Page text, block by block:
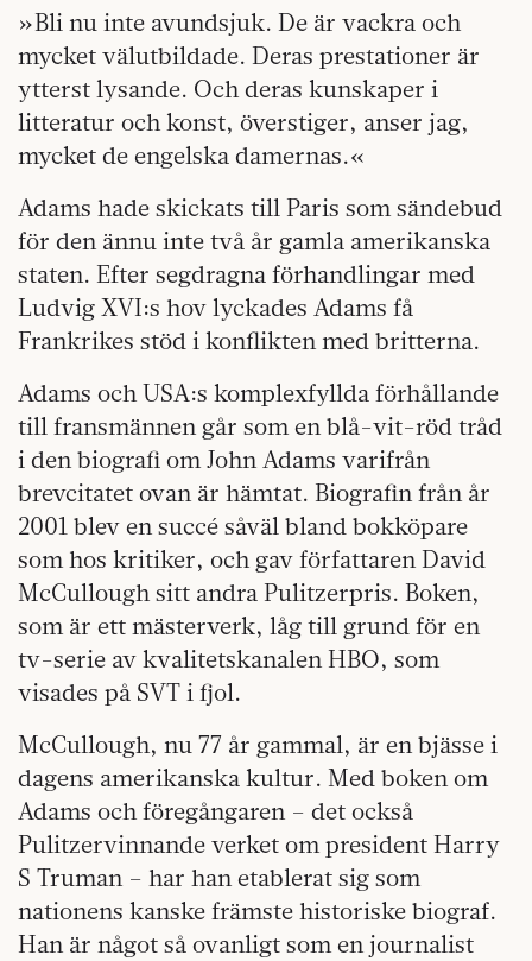
»Bli nu inte avundsjuk. De är vackra och
mycket välutbildade. Deras prestationer är
ytterst lysande. Och deras kunskaper i
litteratur och konst, överstiger, anser jag,
mycket de engelska damernas.«
Adams hade skickats till Paris som sändebud
för den ännu inte två år gamla amerikanska
staten. Efter segdragna förhandlingar med
Ludvig XVI:s hov lyckades Adams få
Frankrikes stöd i konflikten med britterna.
Adams och USA:s komplexfyllda förhållande
till fransmännen går som en blå-vit-röd tråd
i den biografi om John Adams varifrån
brevcitatet ovan är hämtat. Biografin från år
2001 blev en succé såväl bland bokköpare
som hos kritiker, och gav författaren David
McCullough sitt andra Pulitzerpris. Boken,
som är ett mästerverk, låg till grund för en
tv-serie av kvalitetskanalen HBO, som
visades på SVT i fjol.
McCullough, nu 77 år gammal, är en bjässe i
dagens amerikanska kultur. Med boken om
Adams och föregångaren – det också
Pulitzervinnande verket om president Harry
S Truman – har han etablerat sig som
nationens kanske främste historiske biograf.
Han är något så ovanligt som en journalist